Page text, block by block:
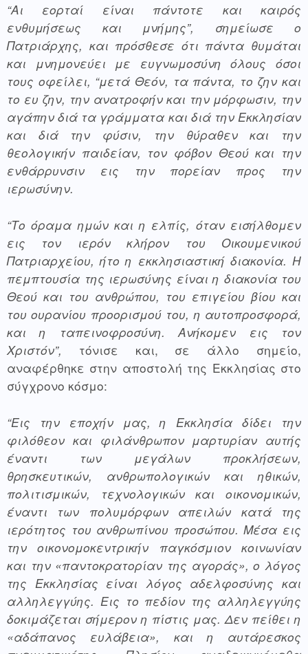
“Αι εορταί είναι πάντοτε και καιρός
ενθυμήσεως και μνήμης”, σημείωσε ο
Πατριάρχης, και πρόσθεσε ότι πάντα θυμάται
και μνημονεύει με ευγνωμοσύνη όλους όσοι
τους οφείλει, “μετά Θεόν, τα πάντα, το ζην και
το ευ ζην, την ανατροφήν και την μόρφωσιν, την
αγάπην διά τα γράμματα και διά την Εκκλησίαν
και διά την φύσιν, την θύραθεν και την
θεολογικήν παιδείαν, τον φόβον Θεού και την
ενθάρρυνσιν εις την πορείαν προς την
ιερωσύνην.
“Το όραμα ημών και η ελπίς, όταν εισήλθομεν
εις τον ιερόν κλήρον του Οικουμενικού
Πατριαρχείου, ήτο η εκκλησιαστική διακονία. Η
πεμπτουσία της ιερωσύνης είναι η διακονία του
Θεού και του ανθρώπου, του επιγείου βίου και
του ουρανίου προορισμού του, η αυτοπροσφορά,
και η ταπεινοφροσύνη. Ανήκομεν εις τον
Χριστόν”, τόνισε και, σε άλλο σημείο,
αναφέρθηκε στην αποστολή της Εκκλησίας στο
σύγχρονο κόσμο:
“Εις την εποχήν μας, η Εκκλησία δίδει την
φιλόθεον και φιλάνθρωπον μαρτυρίαν αυτής
έναντι των μεγάλων προκλήσεων,
θρησκευτικών, ανθρωπολογικών και ηθικών,
πολιτισμικών, τεχνολογικών και οικονομικών,
έναντι των πολυμόρφων απειλών κατά της
ιερότητος του ανθρωπίνου προσώπου. Μέσα εις
την οικονομοκεντρικήν παγκόσμιον κοινωνίαν
και την «παντοκρατορίαν της αγοράς», ο λόγος
της Εκκλησίας είναι λόγος αδελφοσύνης και
αλληλεγγύης. Εις το πεδίον της αλληλεγγύης
δοκιμάζεται σήμερον η πίστις μας. Δεν πείθει η
«αδάπανος ευλάβεια», και η αυτάρεσκος